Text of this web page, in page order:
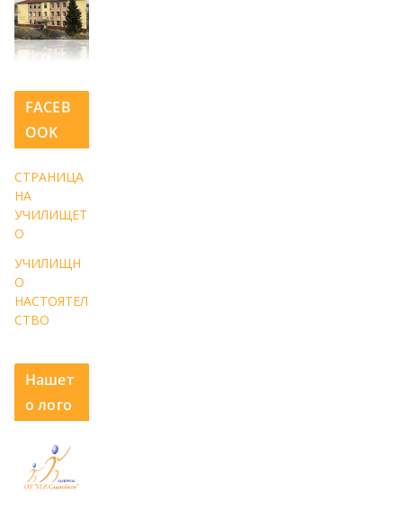
FACEB
OOK
СТРАНИЦА
НА
УЧИЛИЩЕТ
О
УЧИЛИЩН
О
НАСТОЯТЕЛ
СТВО
Нашет
о лого